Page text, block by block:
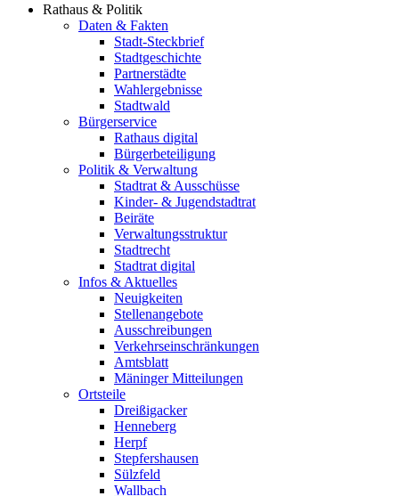
Rathaus & Politik
Daten & Fakten
Stadt-Steckbrief
Stadtgeschichte
Partnerstädte
Wahlergebnisse
Stadtwald
Bürgerservice
Rathaus digital
Bürgerbeteiligung
Politik & Verwaltung
Stadtrat & Ausschüsse
Kinder- & Jugendstadtrat
Beiräte
Verwaltungsstruktur
Stadtrecht
Stadtrat digital
Infos & Aktuelles
Neuigkeiten
Stellenangebote
Ausschreibungen
Verkehrs­einschränkungen
Amtsblatt
Mäninger Mitteilungen
Ortsteile
Dreißigacker
Henneberg
Herpf
Stepfershausen
Sülzfeld
Wallbach